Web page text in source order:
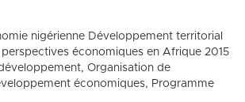
nigérienne Développement territorial
économiques en Afrique 2015
Organisation de
économiques, Programme